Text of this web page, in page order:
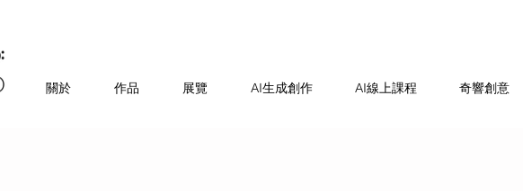
關於 作品 展覽 AI生成創作 AI線上課程 奇響創意